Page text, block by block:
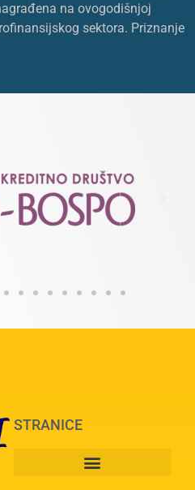
na ovogodišnjoj
sektora. Priznanje
STRANICE